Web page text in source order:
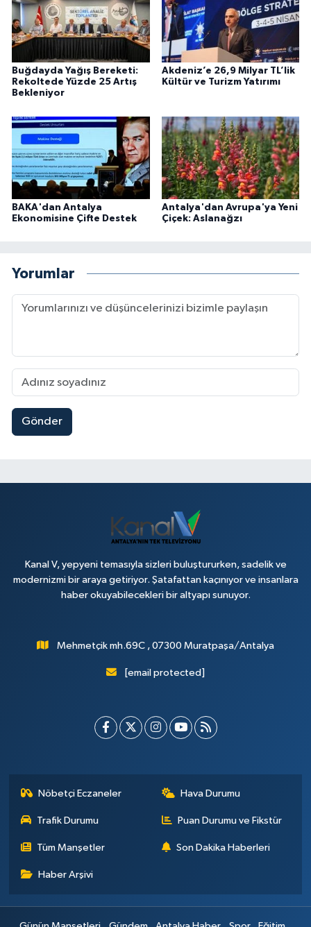
Buğdayda Yağış Bereketi:
Rekoltede Yüzde 25 Artış
Bekleniyor
Akdeniz’e 26,9 Milyar TL’lik
Kültür ve Turizm Yatırımı
BAKA'dan Antalya
Ekonomisine Çifte Destek
Antalya'dan Avrupa'ya Yeni
Çiçek: Aslanağzı
Yorumlar
Gönder
Kanal V, yepyeni temasıyla sizleri buluştururken, sadelik ve
modernizmi bir araya getiriyor. Şatafattan kaçınıyor ve insanlara
haber okuyabilecekleri bir altyapı sunuyor.
Mehmetçik mh.69C , 07300 Muratpaşa/Antalya
[email protected]
Nöbetçi Eczaneler Hava Durumu
Trafik Durumu Puan Durumu ve Fikstür
Tüm Manşetler Son Dakika Haberleri
Haber Arşivi